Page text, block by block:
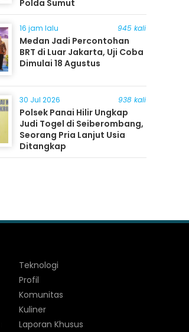
Polda Sumut
16 jam lalu 945 kali
Medan Jadi Percontohan
BRT di Luar Jakarta, Uji Coba
Dimulai 18 Agustus
30 Jul 2026 938 kali
Polsek Panai Hilir Ungkap
Judi Togel di Seiberombang,
Seorang Pria Lanjut Usia
Ditangkap
Teknologi
Profil
Komunitas
Kuliner
Laporan Khusus